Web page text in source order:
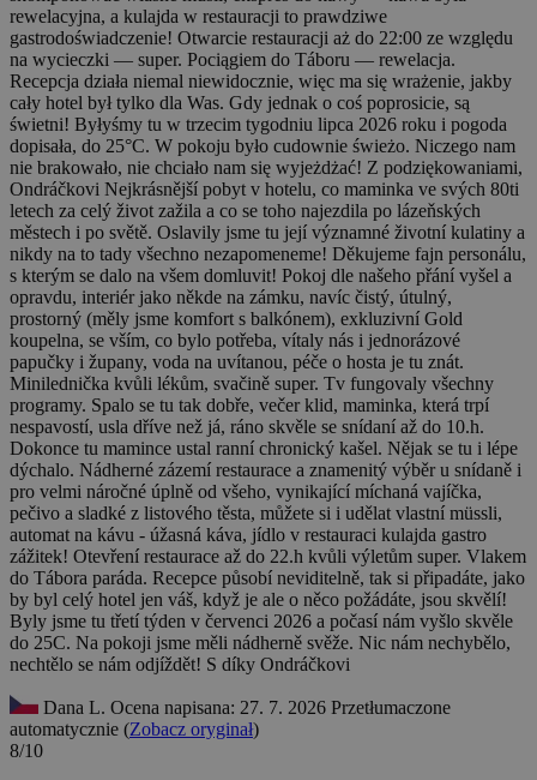
rewelacyjna, a kulajda w restauracji to prawdziwe
gastrodoświadczenie! Otwarcie restauracji aż do 22:00 ze względu
na wycieczki — super. Pociągiem do Táboru — rewelacja.
Recepcja działa niemal niewidocznie, więc ma się wrażenie, jakby
cały hotel był tylko dla Was. Gdy jednak o coś poprosicie, są
świetni! Byłyśmy tu w trzecim tygodniu lipca 2026 roku i pogoda
dopisała, do 25°C. W pokoju było cudownie świeżo. Niczego nam
nie brakowało, nie chciało nam się wyjeżdżać! Z podziękowaniami,
Ondráčkovi Nejkrásnější pobyt v hotelu, co maminka ve svých 80ti
letech za celý život zažila a co se toho najezdila po lázeňských
městech i po světě. Oslavily jsme tu její významné životní kulatiny a
nikdy na to tady všechno nezapomeneme! Děkujeme fajn personálu,
s kterým se dalo na všem domluvit! Pokoj dle našeho přání vyšel a
opravdu, interiér jako někde na zámku, navíc čistý, útulný,
prostorný (měly jsme komfort s balkónem), exkluzivní Gold
koupelna, se vším, co bylo potřeba, vítaly nás i jednorázové
papučky i župany, voda na uvítanou, péče o hosta je tu znát.
Minilednička kvůli lékům, svačině super. Tv fungovaly všechny
programy. Spalo se tu tak dobře, večer klid, maminka, která trpí
nespavostí, usla dříve než já, ráno skvěle se snídaní až do 10.h.
Dokonce tu mamince ustal ranní chronický kašel. Nějak se tu i lépe
dýchalo. Nádherné zázemí restaurace a znamenitý výběr u snídaně i
pro velmi náročné úplně od všeho, vynikající míchaná vajíčka,
pečivo a sladké z listového těsta, můžete si i udělat vlastní müssli,
automat na kávu - úžasná káva, jídlo v restauraci kulajda gastro
zážitek! Otevření restaurace až do 22.h kvůli výletům super. Vlakem
do Tábora paráda. Recepce působí neviditelně, tak si připadáte, jako
by byl celý hotel jen váš, když je ale o něco požádáte, jsou skvělí!
Byly jsme tu třetí týden v červenci 2026 a počasí nám vyšlo skvěle
do 25C. Na pokoji jsme měli nádherně svěže. Nic nám nechybělo,
nechtělo se nám odjíždět! S díky Ondráčkovi
Dana L. Ocena napisana: 27. 7. 2026 Przetłumaczone
automatycznie (Zobacz oryginał)
8/10